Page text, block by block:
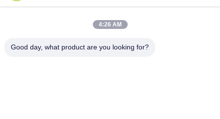
Επιλέξτε αρχεία
4:26 AM
Good day, what product are you looking for?